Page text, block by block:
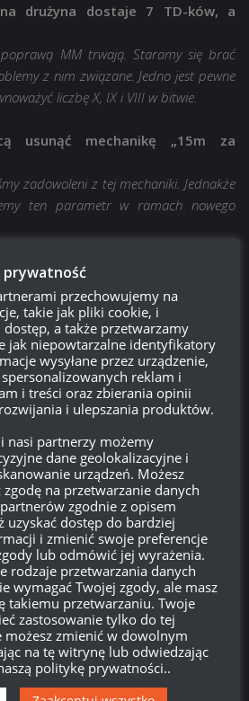
drużyna dostaje 7 TD-ków, a
MM trwają. Staramy się brać
z nim związane. Jedno jest pewne
liczbę X, IX i VIII w bitwie.
usunąć mechanikę „15m za
zadowoleni z tej mechaniki. Jednakże
ten parametr w ramach nowego
będą lekko skonfundowani z
czołgów na role?
nad tym, by te zmiany były jak
Dlatego należy zamieszczać jak
tym (np. w kliencie gry itd.). Ogólnie
stopniowo, by gracze mieli czas na
na role ma być dodatkową informacją
będzie mógł lepiej poznać zasadność
walki. Znane są przecież historyczne
odgrywał rolę czołgu średniego itd.
boicie się MM +/-1, tak jak to jest
co nie chcemy wprowadzać chaosu
2 sprawdza się dobrze i wyklucza takie
z 10-tkami. Teraz ósemki śmiało
z dziesiątkami i sprawić im sporo
na X nie stawia Cię na pozycji
zdziałać. Z drugiej strony, walki przy
nudne.
prywatność
przechowujemy na
takie jak pliki cookie, i
a także przetwarzamy
jak niepowtarzalne identyfikatory
wysyłane przez urządzenie,
reklam i
i treści oraz zbierania opinii
i ulepszania produktów.
nasi partnerzy możemy
dane geolokalizacyjne i
urządzeń. Możesz
na przetwarzanie danych
zgodnie z opisem
uzyskać dostęp do bardziej
i zmienić swoje preferencje
lub odmówić jej wyrażenia.
rodzaje przetwarzania danych
wymagać Twojej zgody, ale masz
takiemu przetwarzaniu. Twoje
zastosowanie tylko do tej
zmienić w dowolnym
na tę witrynę lub odwiedzając
politykę prywatności..